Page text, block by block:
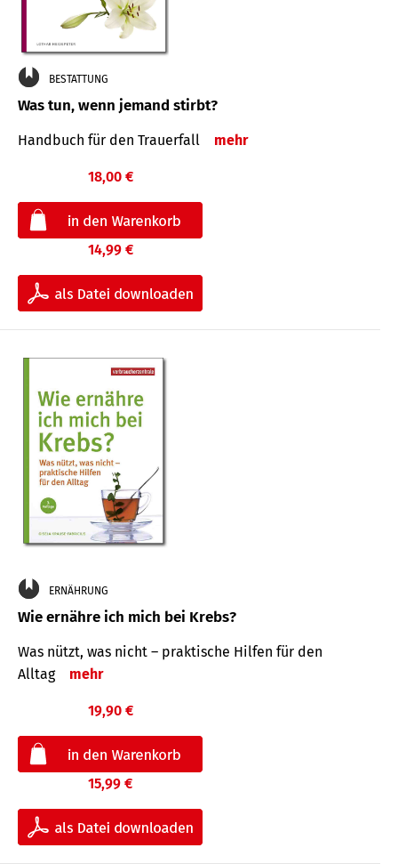
BESTATTUNG
Was tun, wenn jemand stirbt?
Handbuch für den Trauerfall mehr
18,00 €
14,99 €
ERNÄHRUNG
Wie ernähre ich mich bei Krebs?
Was nützt, was nicht – praktische Hilfen für den
Alltag
mehr
19,90 €
15,99 €